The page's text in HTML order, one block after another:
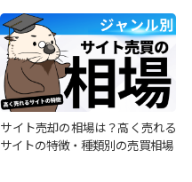
サイト売却の相場は？高く売れる
サイトの特徴・種類別の売買相場